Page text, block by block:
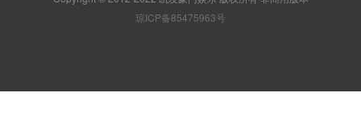
琼ICP备85475963号